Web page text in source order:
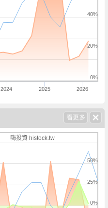
2024 2025 2026
0%
20%
40%
嗨投資 histock.tw
0%
25%
50%